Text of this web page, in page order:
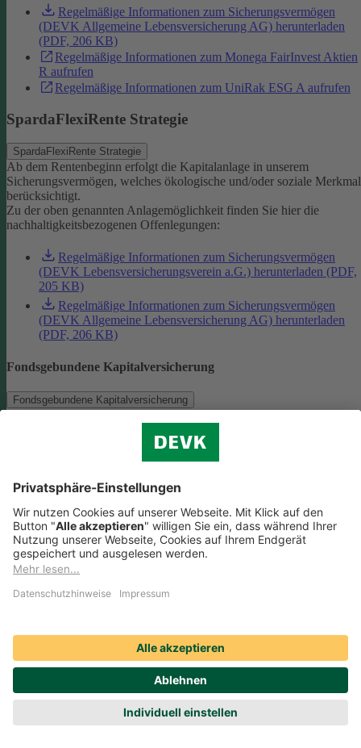
Regelmäßige Informationen zum Sicherungsvermögen
(DEVK Allgemeine Lebensversicherung AG) herunterladen
(PDF, 206 KB)
Regelmäßige Informationen zum Monega FairInvest Aktien
R aufrufen
Regelmäßige Informationen zum UniRak ESG A aufrufen
SpardaFlexiRente Strategie
SpardaFlexiRente Strategie
Ab dem Rentenbeginn erfolgt die Kapitalanlage in unserem
Sicherungsvermögen, welches ökologische und/oder soziale
berücksichtigt.
Zu der oben genannten Anlagemöglichkeit finden Sie hier die
nachhaltigkeitsbezogenen Offenlegungen:
Regelmäßige Informationen zum Sicherungsvermögen
(DEVK Lebensversicherungsverein a.G.) herunterladen (PDF,
205 KB)
Regelmäßige Informationen zum Sicherungsvermögen
(DEVK Allgemeine Lebensversicherung AG) herunterladen
(PDF, 206 KB)
Fondsgebundene Kapitalversicherung
Fondsgebundene Kapitalversicherung
Als Anlagemöglichkeit mit ökologischen und/oder sozialen
Zu der oben genannten Anlagemöglichkeit finden Sie hier die
nachhaltigkeitsbezogenen Offenlegungen:
Regelmäßige Informationen zum Monega FairInvest Aktien
R aufrufen
Weitere Rentenversicherungen (nicht fondsgebunden)
ökologische und/oder soziale Merkmale berücksichtigt.Zu der oben
genannten Anlagemöglichkeit finden Sie hier die
nachhaltigkeitsbezogenen Offenlegungen:
Regelmäßige Informationen zum Sicherungsvermögen
(DEVK Lebensversicherungsverein a.G.) herunterladen (PDF,
205 KB)